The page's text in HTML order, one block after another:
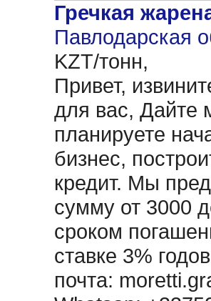
Гречкая
Павлодарская
KZT/тонн,
Привет,
для вас, Дайте
планируете
бизнес,
кредит. Мы
сумму от 3000
сроком
ставке 3%
почта: